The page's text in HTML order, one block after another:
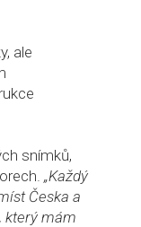
ale
snímků,
„Každý
Česka a
který mám